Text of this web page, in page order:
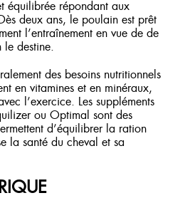
équilibrée répondant aux
deux ans, le poulain est prêt
l’entraînement en vue de de
le destine.
des besoins nutritionnels
en vitamines et en minéraux,
l’exercice. Les suppléments
ou Optimal sont des
d’équilibrer la ration
la santé du cheval et sa